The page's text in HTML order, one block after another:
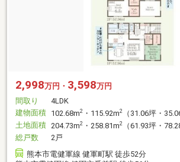
2,998万円・ 3,598万円
間取り
4LDK
建物面積 102.68m2 ・115.92m2
（31.06坪・
土地面積 204.73m2 ・258.81m2
（61.93坪・
総戸数
2戸
熊本市電健軍線 健軍町駅 徒歩52分